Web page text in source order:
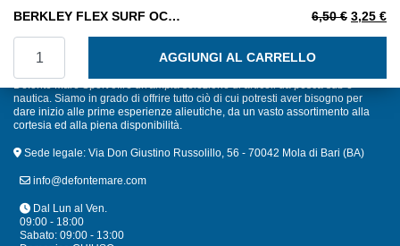
BERKLEY FLEX SURF OCEAN BLUE mm. 0,40 250 m. 6,50€ Il
3,25 €Il
AGGIUNGI AL CARRELLO
Defonte Mare Sport offre un'ampia selezione di articoli da pesca sub e
nautica. Siamo in grado di offrire tutto ciò di cui potresti aver bisogno per
dare inizio alle prime esperienze alieutiche, da un vasto assortimento alla
cortesia ed alla piena disponibilità.
Sede legale: Via Don Giustino Russolillo, 56 - 70042 Mola di Bari (BA)
info@defontemare.com
Dal Lun al Ven.
09:00 - 18:00
Sabato: 09:00 - 13:00